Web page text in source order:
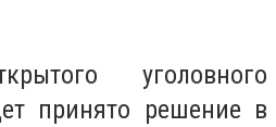
уголовного
принято решение в